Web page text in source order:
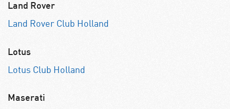
Land Rover
Land Rover Club Holland
Lotus
Lotus Club Holland
Maserati